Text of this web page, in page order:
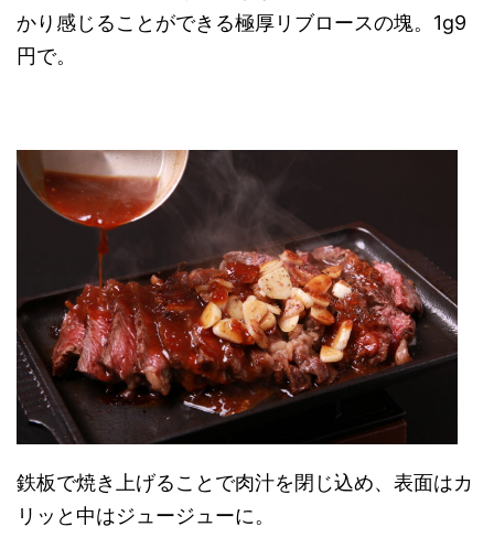
かり感じることができる極厚リブロースの塊。1g9
円で。
鉄板で焼き上げることで肉汁を閉じ込め、表面はカ
リッと中はジュージューに。